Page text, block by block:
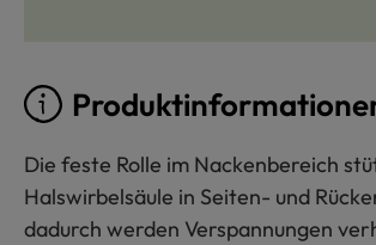
Die feste Rolle im Nackenbereich
Halswirbelsäule in Seiten- und
dadurch werden Verspannungen